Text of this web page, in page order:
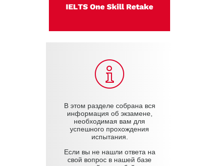
В этом разделе собрана вся
информация об экзамене,
необходимая вам для
успешного прохождения
испытания.
Если вы не нашли ответа на
свой вопрос в нашей базе